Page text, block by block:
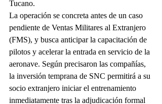
Tucano.
La operación se concreta antes de un caso
pendiente de Ventas Militares al Extranjero
(FMS), y busca anticipar la capacitación de
pilotos y acelerar la entrada en servicio de la
aeronave. Según precisaron las compañías,
la inversión temprana de SNC permitirá a su
socio extranjero iniciar el entrenamiento
inmediatamente tras la adjudicación formal